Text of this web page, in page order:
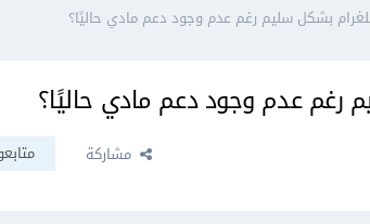
بشكل سليم رغم عدم وجود دعم مادي حاليًا؟
رغم عدم وجود دعم مادي حاليًا؟
مشاركة